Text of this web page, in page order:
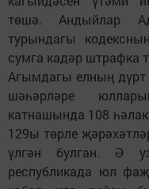
төшә. Андыйлар
турындагы
сумга кадәр штрафка
Агымдагы елның дүрт
шәһәрләре
катнашында 108
129ы төрле
үлгән булган. Ә
республикада юл